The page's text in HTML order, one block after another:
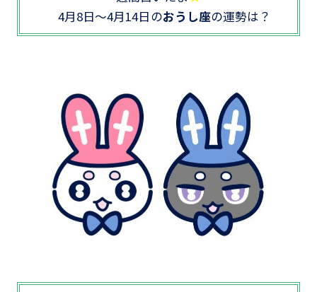
4月8日～4月14日のおうし座の運勢は？